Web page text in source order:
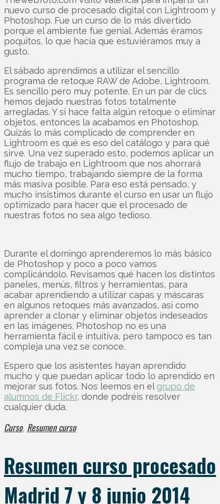
nuevo curso de procesado digital con Lightroom y
Photoshop. Fue un curso de lo más divertido
porque el ambiente fue genial. Además éramos
poquitos, lo que hacía que estuviéramos muy a
gusto.
El sábado aprendimos a utilizar el sencillo
programa de retoque RAW de Adobe, Lightroom.
Es sencillo pero muy potente. En un par de clics
hemos dejado nuestras fotos totalmente
arregladas. Y si hace falta algún retoque o eliminar
objetos, entonces la acabamos en Photoshop.
Quizás lo más complicado de comprender en
Lightroom es qué es eso del catálogo y para qué
sirve. Una vez superado esto, podemos aplicar un
flujo de trabajo en Lightroom que nos ahorrará
mucho tiempo, trabajando siempre de la forma
más masiva posible. Para eso está pensado, y
mucho insistimos durante el curso en usar un flujo
optimizado para hacer que el procesado de
nuestras fotos no sea algo tedioso.
Durante el domingo aprenderemos lo más básico
de Photoshop y poco a poco vamos
complicándolo. Revisamos qué hacen los distintos
paneles, menús, filtros y herramientas, para
acabar aprendiendo a utilizar capas y máscaras
en algunos retoques más avanzados, así como
aprender a clonar y eliminar objetos indeseados
en las imágenes. Photoshop no es una
herramienta fácil e intuitiva, pero tampoco es tan
compleja una vez se conoce.
Espero que los asistentes hayan aprendido
mucho y que puedan aplicar todo lo aprendido en
mejorar sus fotos. Nos leemos en elgrupo de
alumnos de Flickr, donde podréis resolver
cualquier duda.
Curso, Resumen curso
Resumen curso procesado
Madrid 7 y 8 junio 2014